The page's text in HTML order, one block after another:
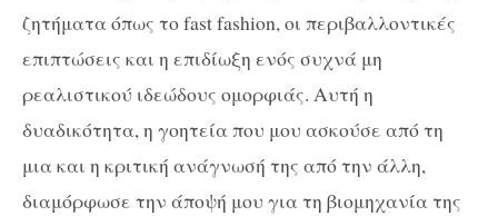
ζητήματα όπως το fast fashion, οι περιβαλλοντικές
επιπτώσεις και η επιδίωξη ενός συχνά μη
ρεαλιστικού ιδεώδους ομορφιάς. Αυτή η
δυαδικότητα, η γοητεία που μου ασκούσε από τη
μια και η κριτική ανάγνωσή της από την άλλη,
διαμόρφωσε την άποψή μου για τη βιομηχανία της